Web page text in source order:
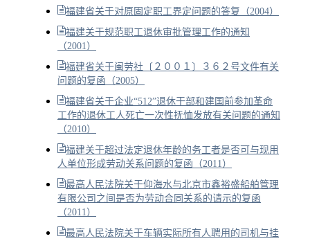
福建省关于对原固定职工界定问题的答复（2004）
福建关于规范职工退休审批管理工作的通知
（2001）
福建省关于闽劳社〔２００１〕３６２号文件有关
问题的复函（2005）
福建省关于企业“512”退休干部和建国前参加革命
工作的退休工人死亡一次性抚恤发放有关问题的通知
（2010）
福建关于超过法定退休年龄的务工者是否可与现用
人单位形成劳动关系问题的复函（2011）
最高人民法院关于仰海水与北京市鑫裕盛船舶管理
有限公司之间是否为劳动合同关系的请示的复函
（2011）
最高人民法院关于车辆实际所有人聘用的司机与挂